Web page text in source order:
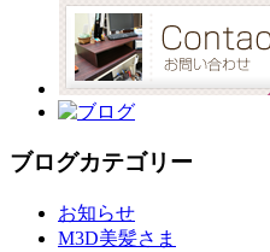
ブログカテゴリー
お知らせ
M3D美髪さま